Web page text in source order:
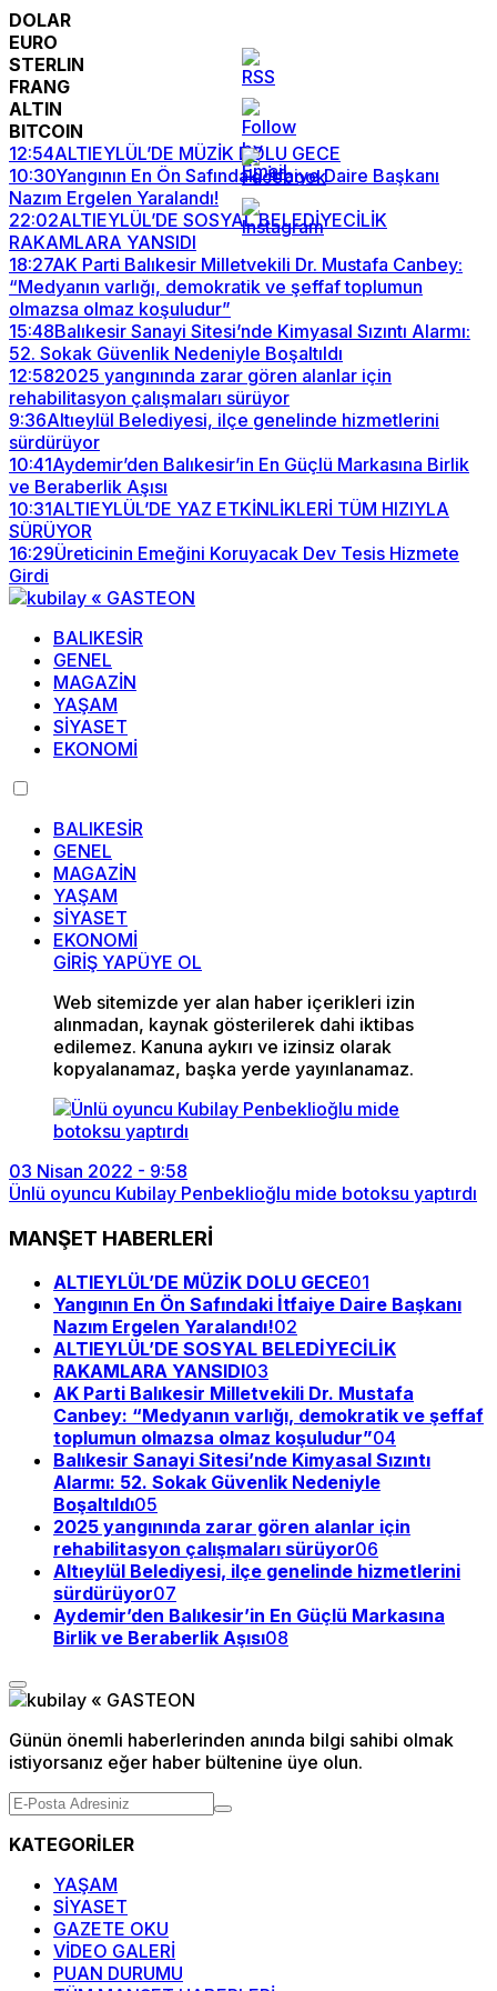
DOLAR
EURO
STERLIN
FRANG
ALTIN
BITCOIN
12:54ALTIEYLÜL’DE MÜZİK DOLU GECE
10:30Yangının En Ön Safındaki İtfaiye Daire Başkanı
Nazım Ergelen Yaralandı!
22:02ALTIEYLÜL’DE SOSYAL BELEDİYECİLİK
RAKAMLARA YANSIDI
18:27AK Parti Balıkesir Milletvekili Dr. Mustafa Canbey:
“Medyanın varlığı, demokratik ve şeffaf toplumun
olmazsa olmaz koşuludur”
15:48Balıkesir Sanayi Sitesi’nde Kimyasal Sızıntı Alarmı:
52. Sokak Güvenlik Nedeniyle Boşaltıldı
12:582025 yangınında zarar gören alanlar için
rehabilitasyon çalışmaları sürüyor
9:36Altıeylül Belediyesi, ilçe genelinde hizmetlerini
sürdürüyor
10:41Aydemir’den Balıkesir’in En Güçlü Markasına Birlik
ve Beraberlik Aşısı
10:31ALTIEYLÜL’DE YAZ ETKİNLİKLERİ TÜM HIZIYLA
SÜRÜYOR
16:29Üreticinin Emeğini Koruyacak Dev Tesis Hizmete
Girdi
BALIKESİR
GENEL
MAGAZİN
YAŞAM
SİYASET
EKONOMİ
BALIKESİR
GENEL
MAGAZİN
YAŞAM
SİYASET
EKONOMİ
GİRİŞ YAPÜYE OL
Web sitemizde yer alan haber içerikleri izin
alınmadan, kaynak gösterilerek dahi iktibas
edilemez. Kanuna aykırı ve izinsiz olarak
kopyalanamaz, başka yerde yayınlanamaz.
03 Nisan 2022 - 9:58
Ünlü oyuncu Kubilay Penbeklioğlu mide botoksu yaptırdı
MANŞET HABERLERİ
ALTIEYLÜL’DE MÜZİK DOLU GECE01
Yangının En Ön Safındaki İtfaiye Daire Başkanı
Nazım Ergelen Yaralandı!02
ALTIEYLÜL’DE SOSYAL BELEDİYECİLİK
RAKAMLARA YANSIDI03
AK Parti Balıkesir Milletvekili Dr. Mustafa
Canbey: “Medyanın varlığı, demokratik ve şeffaf
toplumun olmazsa olmaz koşuludur”04
Balıkesir Sanayi Sitesi’nde Kimyasal Sızıntı
Alarmı: 52. Sokak Güvenlik Nedeniyle
Boşaltıldı05
2025 yangınında zarar gören alanlar için
rehabilitasyon çalışmaları sürüyor06
Altıeylül Belediyesi, ilçe genelinde hizmetlerini
sürdürüyor07
Aydemir’den Balıkesir’in En Güçlü Markasına
Birlik ve Beraberlik Aşısı08
Günün önemli haberlerinden anında bilgi sahibi olmak
istiyorsanız eğer haber bültenine üye olun.
KATEGORİLER
YAŞAM
SİYASET
GAZETE OKU
VİDEO GALERİ
PUAN DURUMU